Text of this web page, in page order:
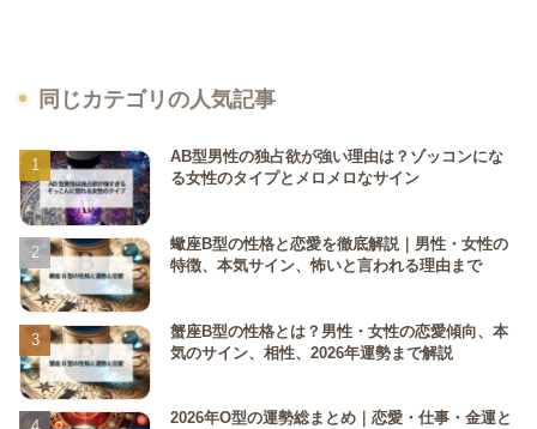
同じカテゴリの人気記事
AB型男性の独占欲が強い理由は？ゾッコンにな
る女性のタイプとメロメロなサイン
蠍座B型の性格と恋愛を徹底解説｜男性・女性の
特徴、本気サイン、怖いと言われる理由まで
蟹座B型の性格とは？男性・女性の恋愛傾向、本
気のサイン、相性、2026年運勢まで解説
2026年O型の運勢総まとめ｜恋愛・仕事・金運と